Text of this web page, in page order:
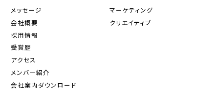
メッセージ
会社概要
採用情報
受賞歴
アクセス
メンバー紹介
会社案内ダウンロード
マーケティング
クリエイティブ